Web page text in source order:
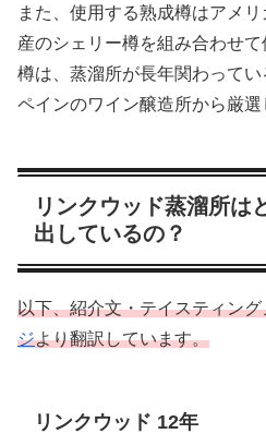
また、使用する熟成樽はアメ
産のシェリー樽を組み合わせ
樽は、蒸溜所が長年関わって
ペインのワイン醸造所から厳選
リンクウッド蒸溜所は
出しているの？
以下、紹介文・テイスティン
ジより翻訳しています。
リンクウッド 12年